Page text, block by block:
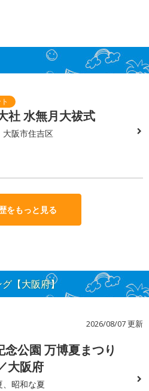
社 水無月大祓式
大阪市住吉区
をもっと見る
【大阪府】
2026/08/07 更新
念公園 万博夏まつり
大阪府
、昭和な夏